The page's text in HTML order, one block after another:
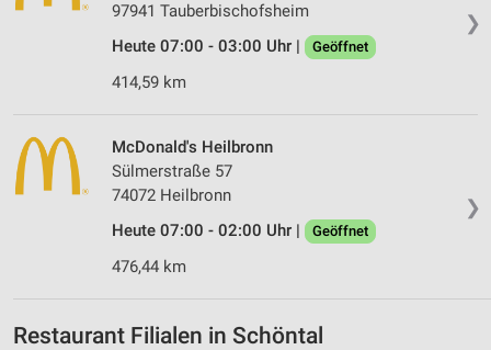
❯
97941 Tauberbischofsheim
Heute 07:00 - 03:00 Uhr |
Geöffnet
414,59 km
❯
McDonald's Heilbronn
Sülmerstraße 57
74072 Heilbronn
Heute 07:00 - 02:00 Uhr |
Geöffnet
476,44 km
Restaurant Filialen in Schöntal